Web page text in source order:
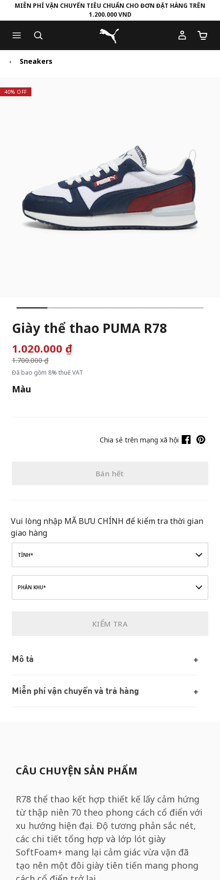
to
Main
content
to
Footer
Content
MIỄN PHÍ VẬN CHUYỂN TIÊU CHUẨN CHO ĐƠN ĐẶT HÀNG TRÊN
1.200.000 VND
Puma Trang chủ
Số
Sneakers
40% OFF
Giày thể thao PUMA R78
1.020.000 ₫Giá giảm từ
1.700.000 ₫
đến
Đã bao gồm 8% thuế VAT
Màu
Chia sẻ trên mạng xã hội
Bán hết
Vui lòng nhập MÃ BƯU CHÍNH để kiểm tra thời gian
giao hàng
TỈNH*
PHÂN KHU*
KIỂM TRA
Mô tả
Miễn phí vận chuyển và trả hàng
CÂU CHUYỆN SẢN PHẨM
R78 thể thao kết hợp thiết kế lấy cảm hứng
từ thập niên 70 theo phong cách cổ điển với
xu hướng hiện đại. Độ tương phản sắc nét,
các chi tiết tổng hợp và lớp lót giày
SoftFoam+ mang lại cảm giác vừa vặn đã
tạo nên một đôi giày tiên tiến mang phong